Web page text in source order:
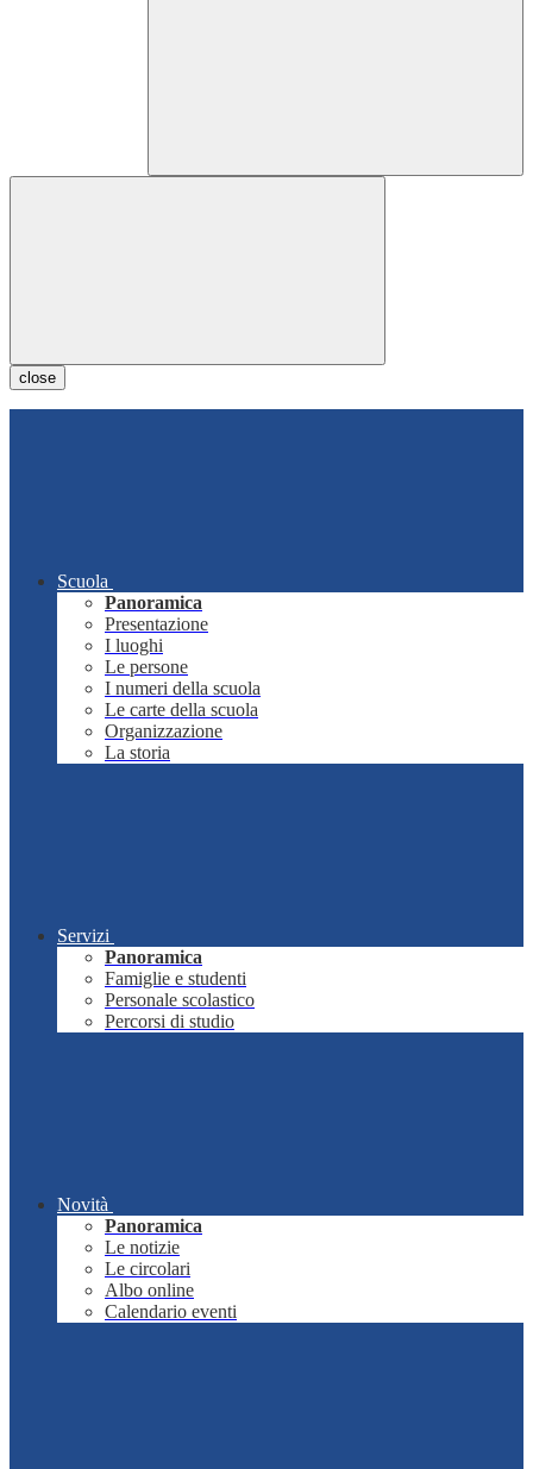
close
Scuola
Panoramica
Presentazione
I luoghi
Le persone
I numeri della scuola
Le carte della scuola
Organizzazione
La storia
Servizi
Panoramica
Famiglie e studenti
Personale scolastico
Percorsi di studio
Novità
Panoramica
Le notizie
Le circolari
Albo online
Calendario eventi